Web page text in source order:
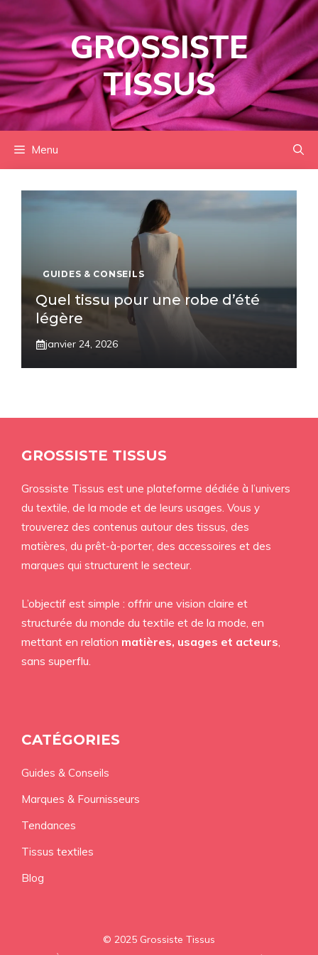
au
contenu
GROSSISTE
TISSUS
Menu
GUIDES & CONSEILS
Quel tissu pour une robe d’été
légère
janvier 24, 2026
GROSSISTE TISSUS
Grossiste Tissus est une plateforme dédiée à l’univers
du textile, de la mode et de leurs usages. Vous y
trouverez des contenus autour des tissus, des
matières, du prêt-à-porter, des accessoires et des
marques qui structurent le secteur.
L’objectif est simple : offrir une vision claire et
structurée du monde du textile et de la mode, en
mettant en relation matières, usages et acteurs,
sans superflu.
CATÉGORIES
Guides & Conseils
Marques & Fournisseurs
Tendances
Tissus textiles
Blog
© 2025 Grossiste Tissus